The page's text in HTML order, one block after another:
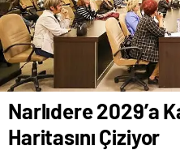
Narlıdere 2029’a
Haritasını Çiziyor